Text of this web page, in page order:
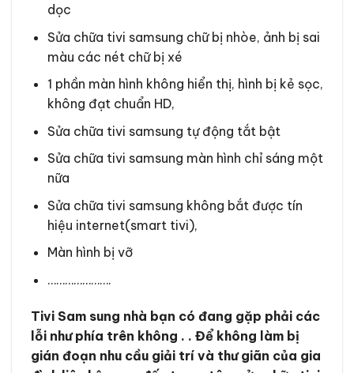
dọc
Sửa chữa tivi samsung chữ bị nhòe, ảnh bị sai
màu các nét chữ bị xé
1 phần màn hình không hiển thị, hình bị kẻ sọc,
không đạt chuẩn HD,
Sửa chữa tivi samsung tự động tắt bật
Sửa chữa tivi samsung màn hình chỉ sáng một
nữa
Sửa chữa tivi samsung không bắt được tín
hiệu internet(smart tivi),
Màn hình bị vỡ
………………….
Tivi Sam sung nhà bạn có đang gặp phải các
lỗi như phía trên không . . Để không làm bị
gián đoạn nhu cầu giải trí và thư giãn của gia